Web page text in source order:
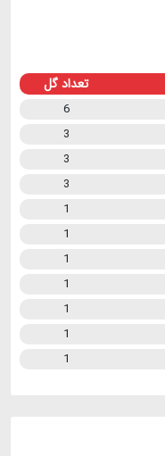
تعداد گل
6
3
3
3
1
1
1
1
1
1
1